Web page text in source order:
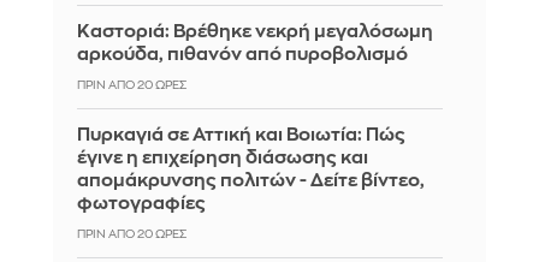
Καστοριά: Βρέθηκε νεκρή μεγαλόσωμη
αρκούδα, πιθανόν από πυροβολισμό
ΠΡΙΝ ΑΠΌ 20 ΏΡΕΣ
Πυρκαγιά σε Αττική και Βοιωτία: Πώς
έγινε η επιχείρηση διάσωσης και
απομάκρυνσης πολιτών - Δείτε βίντεο,
φωτογραφίες
ΠΡΙΝ ΑΠΌ 20 ΏΡΕΣ